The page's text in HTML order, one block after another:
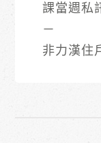
課當週私
－
非力漢住